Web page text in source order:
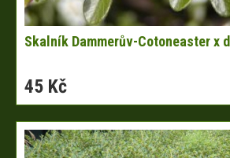
Skalník Dammerův-Cotoneaster x
45 Kč